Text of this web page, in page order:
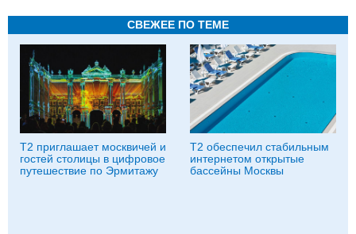
СВЕЖЕЕ ПО ТЕМЕ
Т2 приглашает москвичей и
гостей столицы в цифровое
путешествие по Эрмитажу
Т2 обеспечил стабильным
интернетом открытые
бассейны Москвы